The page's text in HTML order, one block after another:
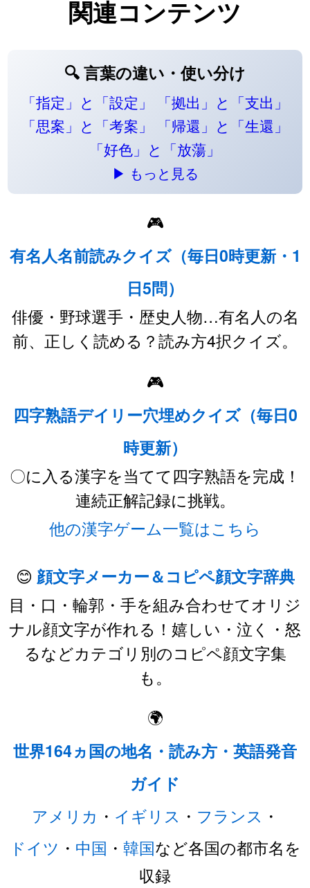
関連コンテンツ
🔍 言葉の違い・使い分け
「指定」と「設定」
「拠出」と「支出」
「思案」と「考案」
「帰還」と「生還」
「好色」と「放蕩」
▶ もっと見る
🎮
有名人名前読みクイズ（毎日0時更新・1
日5問）
俳優・野球選手・歴史人物…有名人の名
前、正しく読める？読み方4択クイズ。
🎮
四字熟語デイリー穴埋めクイズ（毎日0
時更新）
〇に入る漢字を当てて四字熟語を完成！
連続正解記録に挑戦。
他の漢字ゲーム一覧はこちら
😊 顔文字メーカー＆コピペ顔文字辞典
目・口・輪郭・手を組み合わせてオリジ
ナル顔文字が作れる！嬉しい・泣く・怒
るなどカテゴリ別のコピペ顔文字集
も。
🌍
世界164ヵ国の地名・読み方・英語発音
ガイド
アメリカ ・ イギリス ・ フランス ・
ドイツ ・ 中国 ・ 韓国など各国の都市名を
収録